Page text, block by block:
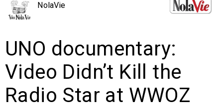
PEOPLE
NolaVie
UNO documentary:
Video Didn’t Kill the
Radio Star at WWOZ